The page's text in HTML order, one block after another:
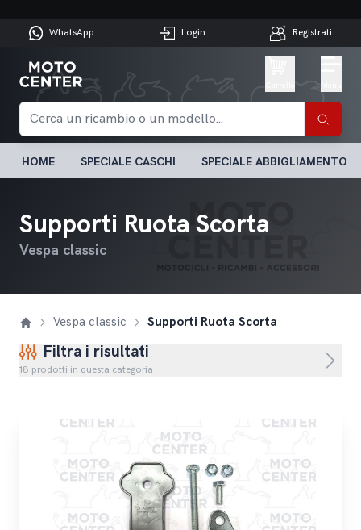
WhatsApp Login Registrati
HOME SPECIALE CASCHI SPECIALE ABBIGLIAMENTO
Supporti Ruota Scorta
Vespa classic
Vespa classic Supporti Ruota Scorta
Filtra i risultati
18 prodotti in questa categoria